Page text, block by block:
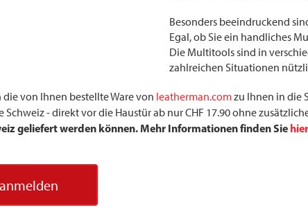
Besonders beeindruckend
Egal, ob Sie ein handliches
Die Multitools sind in
zahlreichen Situationen
von Ihnen bestellte Ware von leatherman.comzu Ihnen in die
- direkt vor die Haustür ab nur CHF 17.90 ohne
geliefert werden können. Mehr Informationen finden Sie hier